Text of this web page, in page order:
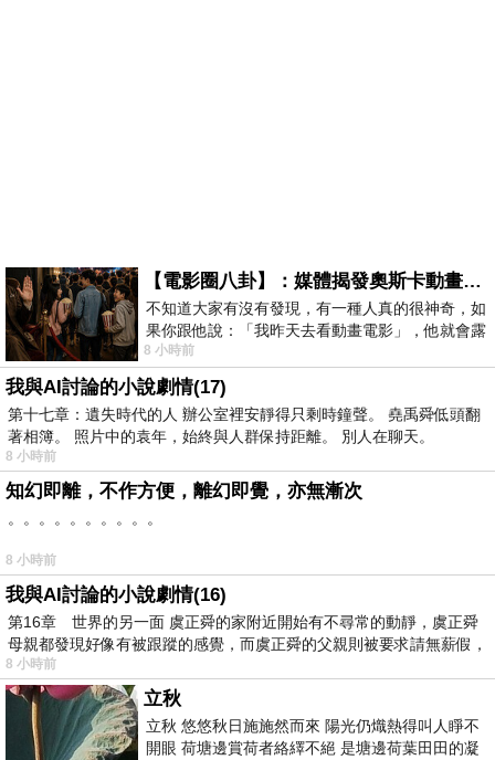
【電影圈八卦】：媒體揭發奧斯卡動畫項目投票醜聞！好萊塢為什麼看不起動畫電影？
不知道大家有沒有發現，有一種人真的很神奇，如
果你跟他說：「我昨天去看動畫電影」，他就會露
出一種慈祥的微笑，然後問你是不是陪小
8 小時前
我與AI討論的小說劇情(17)
第十七章：遺失時代的人 辦公室裡安靜得只剩時鐘聲。 堯禹舜低頭翻
著相簿。 照片中的袁年，始終與人群保持距離。 別人在聊天。
8 小時前
知幻即離，不作方便，離幻即覺，亦無漸次
。。。。。。。。。。
8 小時前
我與AI討論的小說劇情(16)
第16章 世界的另一面 虞正舜的家附近開始有不尋常的動靜，虞正舜
母親都發現好像有被跟蹤的感覺，而虞正舜的父親則被要求請無薪假，
8 小時前
立秋
立秋 悠悠秋日施施然而來 陽光仍熾熱得叫人睜不
開眼 荷塘邊賞荷者絡繹不絕 是塘邊荷葉田田的凝